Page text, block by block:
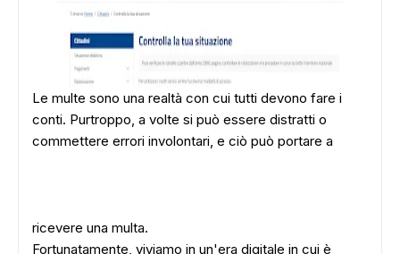
Le multe sono una realtà con cui tutti devono fare i
conti. Purtroppo, a volte si può essere distratti o
commettere errori involontari, e ciò può portare a
ricevere una multa.
Fortunatamente, viviamo in un'era digitale in cui è